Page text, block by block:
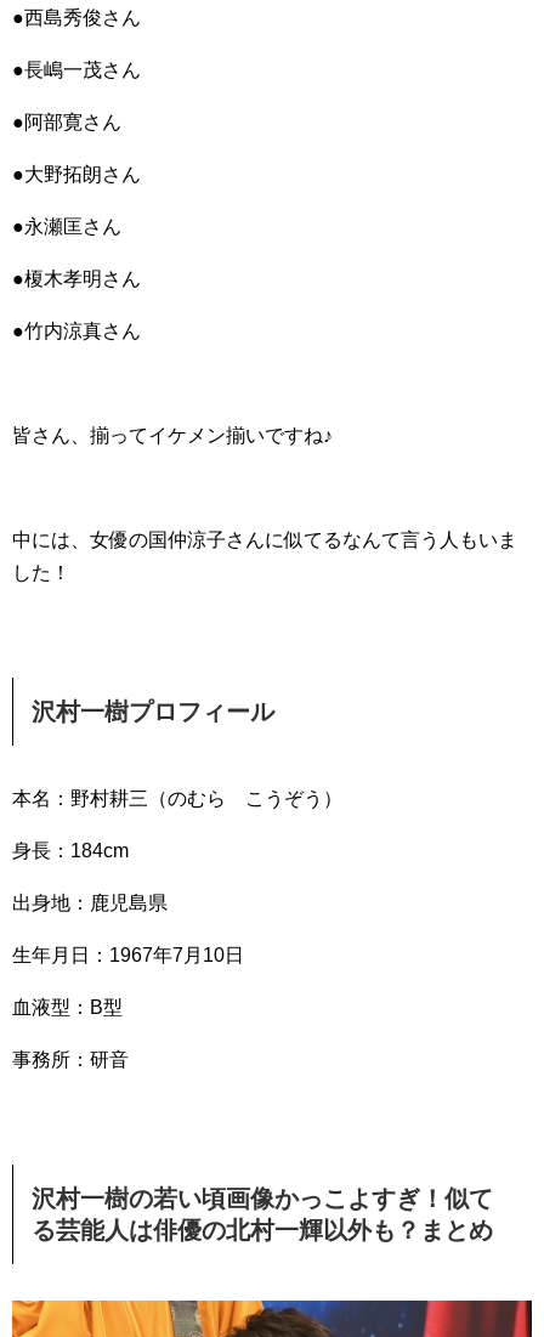
●西島秀俊さん
●長嶋一茂さん
●阿部寛さん
●大野拓朗さん
●永瀬匡さん
●榎木孝明さん
●竹内涼真さん
皆さん、揃ってイケメン揃いですね♪
中には、女優の国仲涼子さんに似てるなんて言う人もいま
した！
沢村一樹プロフィール
本名：野村耕三（のむら こうぞう）
身長：184cm
出身地：鹿児島県
生年月日：1967年7月10日
血液型：B型
事務所：研音
沢村一樹の若い頃画像かっこよすぎ！似て
る芸能人は俳優の北村一輝以外も？まとめ